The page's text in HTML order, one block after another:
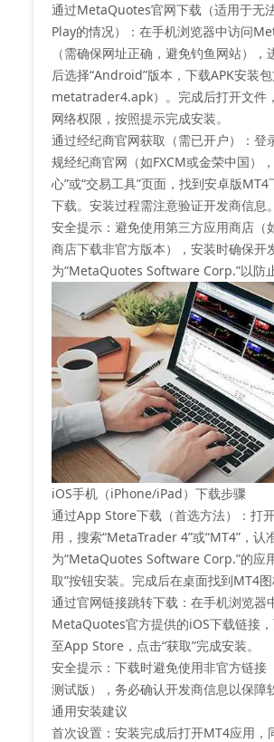
通过MetaQuotes官网下载（适用于无
Play的情况）‌：在手机浏览器中访问
（需确保网址正确，避免钓鱼网站），
后选择“Android”版本，下载APK安装
metatrader4.apk）。完成后打开文件
网络权限，按照提示完成安装。
通过经纪商官网获取（需已开户）‌：登
规经纪商官网（如FXCM或金荣中国）
心”或“交易工具”页面，找到安卓版
下载。安装过程需注意验证开发商信息。
安全提示‌：避免使用第三方应用商店（
商店下载非官方版本），安装时确保开
为“MetaQuotes Software Corp.”以防
iOS手机（iPhone/iPad）下载步骤
通过App Store下载（首选方法）‌：打
用，搜索“MetaTrader 4”或“MT4”，认
为“MetaQuotes Software Corp.”的应
取”按钮安装。完成后在桌面找到MT4图
通过官网链接跳转下载‌：在手机浏览器
MetaQuotes官方提供的iOS下载链接
至App Store，点击“获取”完成安装。
安全提示‌：下载时避免使用非官方链接
测试版），务必确认开发商信息以保障
通用安装建议
首次设置‌：安装完成后打开MT4应用，